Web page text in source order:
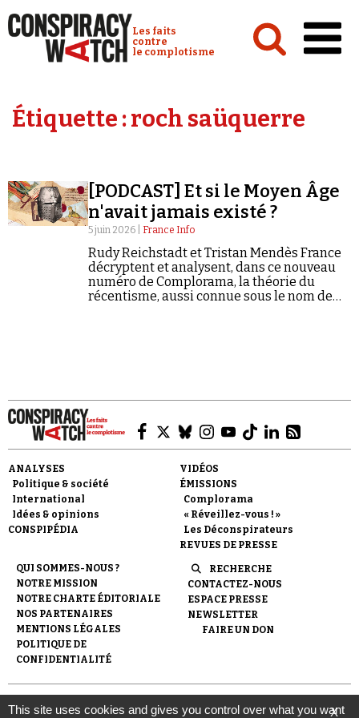
Conspiracy Watch :
Les faits
contre
le complotisme
Analyses
Vidéos
Émissions
Revues de presse
Faire un don
Demander à Vera
Étiquette :roch saüquerre
[PODCAST] Et si le Moyen Âge
n'avait jamais existé ?
5 juin 2026 | France Info
Rudy Reichstadt et Tristan Mendès France
décryptent et analysent, dans ce nouveau
numéro de Complorama, la théorie du
récentisme, aussi connue sous le nom de
ANALYSES
Politique & société
International
Idées & opinions
CONSPIPÉDIA
VIDÉOS
ÉMISSIONS
Complorama
« Réveillez-vous ! »
Les Déconspirateurs
REVUES DE PRESSE
QUI SOMMES-NOUS ?
NOTRE MISSION
NOTRE CHARTE ÉDITORIALE
NOS PARTENAIRES
MENTIONS LÉGALES
POLITIQUE DE
CONFIDENTIALITÉ
RECHERCHE
CONTACTEZ-NOUS
ESPACE PRESSE
NEWSLETTER
FAIRE UN DON
© 2007- 2026 Conspiracy Watch | Une réalisation de
l'Observatoire du conspirationnisme (association loi de 1901) avec
X
This site uses cookies and gives you control over what you want